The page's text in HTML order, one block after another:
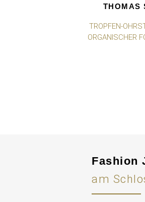
THOMAS
TROPFEN-
ORGANISCHER
Fashion
am